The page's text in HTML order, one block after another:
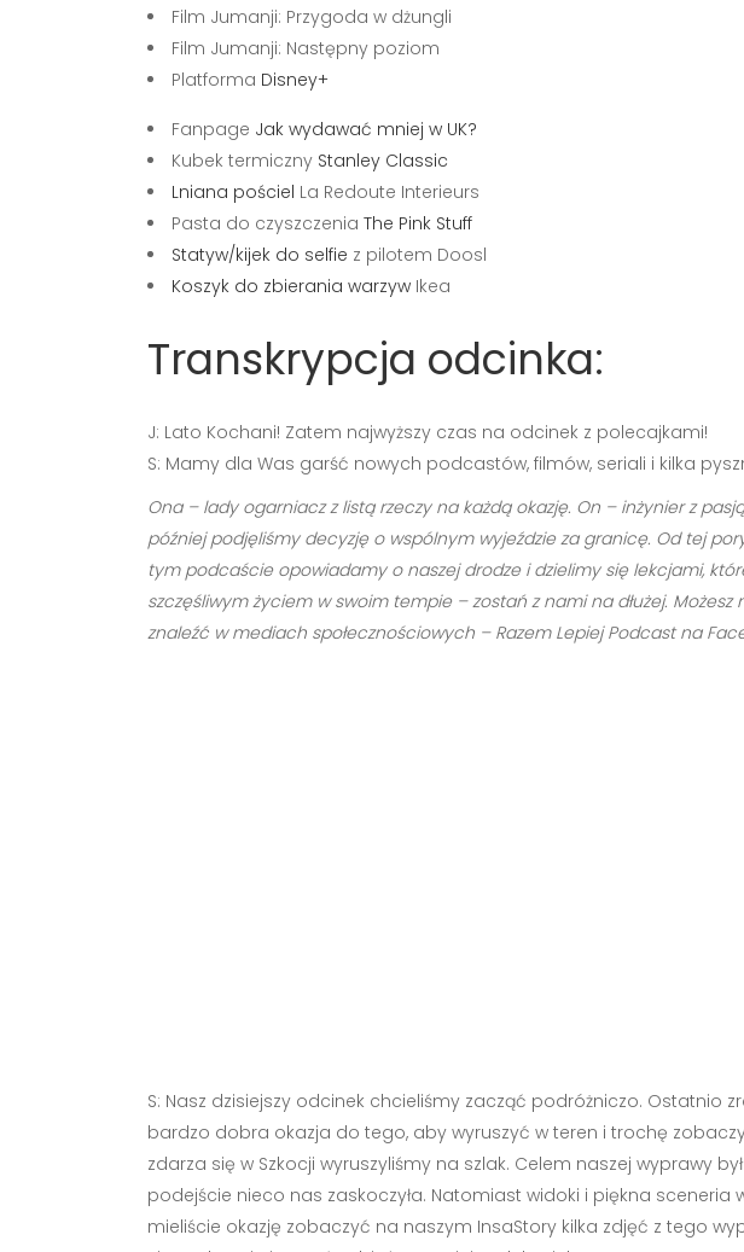
Film Jumanji: Przygoda w dżungli
Film Jumanji: Następny poziom
Platforma Disney+
Fanpage Jak wydawać mniej w UK?
Kubek termiczny Stanley Classic
Lniana pościel La Redoute Interieurs
Pasta do czyszczenia The Pink Stuff
Statyw/kijek do selfie z pilotem Doosl
Koszyk do zbierania warzyw Ikea
Transkrypcja odcinka:
J: Lato Kochani! Zatem najwyższy czas na odcinek z polecajkami!
S: Mamy dla Was garść nowych podcastów, filmów, seriali i kilka
Ona – lady ogarniacz z listą rzeczy na każdą okazję. On – inżynier z
później podjęliśmy decyzję o wspólnym wyjeździe za granicę. Od tej
tym podcaście opowiadamy o naszej drodze i dzielimy się lekcjami,
szczęśliwym życiem w swoim tempie – zostań z nami na dłużej.
znaleźć w mediach społecznościowych – Razem Lepiej Podcast na
S: Nasz dzisiejszy odcinek chcieliśmy zacząć podróżniczo. Ostatnio
bardzo dobra okazja do tego, aby wyruszyć w teren i trochę
zdarza się w Szkocji wyruszyliśmy na szlak. Celem naszej wyprawy
podejście nieco nas zaskoczyła. Natomiast widoki i piękna
mieliście okazję zobaczyć na naszym InsaStory kilka zdjęć z tego